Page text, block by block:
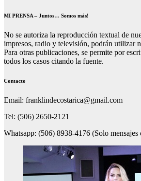
MI PRENSA – Juntos… Somos más!
No se autoriza la reproducción textual de
impresos, radio y televisión, podrán utilizar
Para otras publicaciones, se permite por
todos los casos citando la fuente.
Contacto
Email: franklindecostarica@gmail.com
Tel: (506) 2650-2121
Whatsapp: (506) 8938-4176 (Solo mensajes